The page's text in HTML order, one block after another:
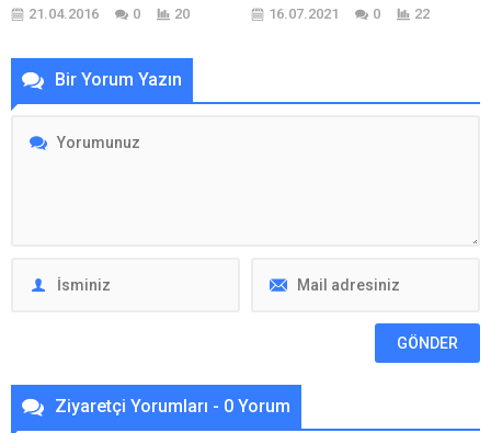
21.04.2016 0 20 16.07.2021 0 22
Bir Yorum Yazın
Ziyaretçi Yorumları - 0 Yorum